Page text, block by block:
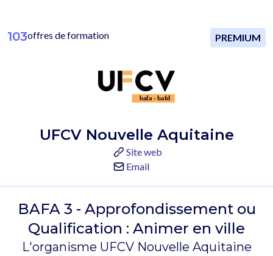
103offres de formation PREMIUM
UFCV Nouvelle Aquitaine
Site web
Email
BAFA 3 - Approfondissement ou
Qualification : Animer en ville
L'organisme UFCV Nouvelle Aquitaine